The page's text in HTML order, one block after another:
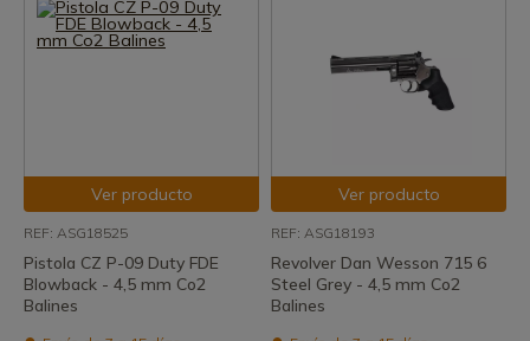
Ver producto
REF: ASG18525
Pistola CZ P-09 Duty FDE
Blowback - 4,5 mm Co2
Balines
Ver producto
REF: ASG18193
Revolver Dan Wesson 715 6
Steel Grey - 4,5 mm Co2
Balines